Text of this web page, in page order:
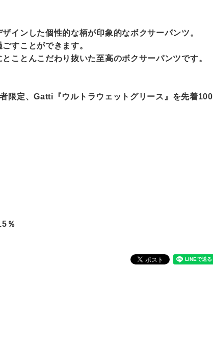
インした個性的な柄が印象的なボクサーパンツ。
すことができます。
ことんこだわり抜いた至高のボクサーパンツです。
定、Gatti『ウルトラウェットグリース』を先着100
％